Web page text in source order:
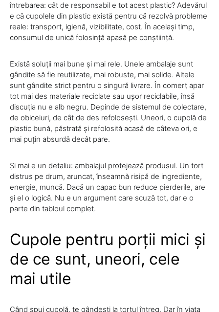
întrebarea: cât de responsabil e tot acest plastic? Adevărul
e că cupolele din plastic există pentru că rezolvă probleme
reale: transport, igienă, vizibilitate, cost. În același timp,
consumul de unică folosință apasă pe conștiință.
Există soluții mai bune și mai rele. Unele ambalaje sunt
gândite să fie reutilizate, mai robuste, mai solide. Altele
sunt gândite strict pentru o singură livrare. În comerț apar
tot mai des materiale reciclate sau ușor reciclabile, însă
discuția nu e alb negru. Depinde de sistemul de colectare,
de obiceiuri, de cât de des refolosești. Uneori, o cupolă de
plastic bună, păstrată și refolosită acasă de câteva ori, e
mai puțin absurdă decât pare.
Și mai e un detaliu: ambalajul protejează produsul. Un tort
distrus pe drum, aruncat, înseamnă risipă de ingrediente,
energie, muncă. Dacă un capac bun reduce pierderile, are
și el o logică. Nu e un argument care scuză tot, dar e o
parte din tabloul complet.
Cupole pentru porții mici și
de ce sunt, uneori, cele
mai utile
Când spui cupolă, te gândești la tortul întreg. Dar în viața